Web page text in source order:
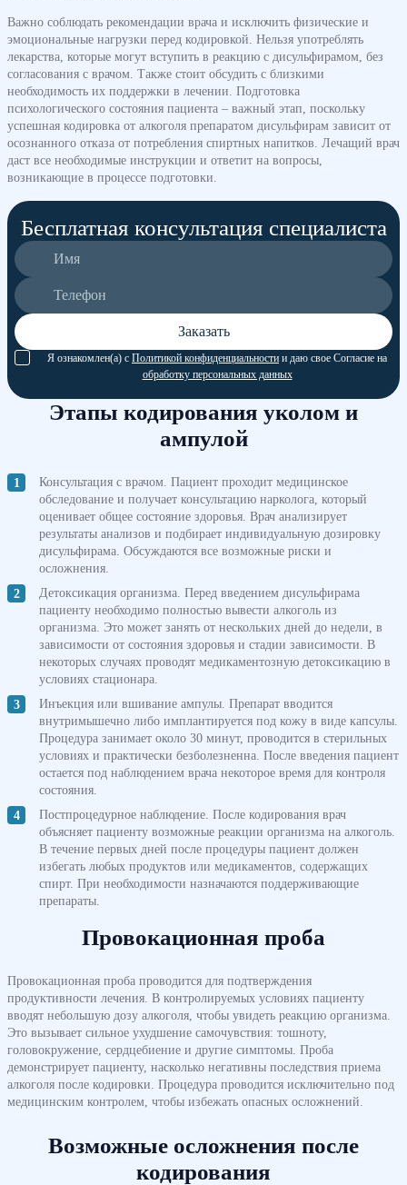
Важно соблюдать рекомендации врача и исключить физические и
эмоциональные нагрузки перед кодировкой. Нельзя употреблять
лекарства, которые могут вступить в реакцию с дисульфирамом, без
согласования с врачом. Также стоит обсудить с близкими
необходимость их поддержки в лечении. Подготовка
психологического состояния пациента – важный этап, поскольку
успешная кодировка от алкоголя препаратом дисульфирам зависит от
осознанного отказа от потребления спиртных напитков. Лечащий врач
даст все необходимые инструкции и ответит на вопросы,
возникающие в процессе подготовки.
Бесплатная консультация специалиста
Заказать
Я ознакомлен(а) с Политикой конфиденциальности и даю свое Согласие на
обработку персональных данных
Этапы кодирования уколом и
ампулой
Консультация с врачом. Пациент проходит медицинское
обследование и получает консультацию нарколога, который
оценивает общее состояние здоровья. Врач анализирует
результаты анализов и подбирает индивидуальную дозировку
дисульфирама. Обсуждаются все возможные риски и
осложнения.
Детоксикация организма. Перед введением дисульфирама
пациенту необходимо полностью вывести алкоголь из
организма. Это может занять от нескольких дней до недели, в
зависимости от состояния здоровья и стадии зависимости. В
некоторых случаях проводят медикаментозную детоксикацию в
условиях стационара.
Инъекция или вшивание ампулы. Препарат вводится
внутримышечно либо имплантируется под кожу в виде капсулы.
Процедура занимает около 30 минут, проводится в стерильных
условиях и практически безболезненна. После введения пациент
остается под наблюдением врача некоторое время для контроля
состояния.
Постпроцедурное наблюдение. После кодирования врач
объясняет пациенту возможные реакции организма на алкоголь.
В течение первых дней после процедуры пациент должен
избегать любых продуктов или медикаментов, содержащих
спирт. При необходимости назначаются поддерживающие
препараты.
Провокационная проба
Провокационная проба проводится для подтверждения
продуктивности лечения. В контролируемых условиях пациенту
вводят небольшую дозу алкоголя, чтобы увидеть реакцию организма.
Это вызывает сильное ухудшение самочувствия: тошноту,
головокружение, сердцебиение и другие симптомы. Проба
демонстрирует пациенту, насколько негативны последствия приема
алкоголя после кодировки. Процедура проводится исключительно под
медицинским контролем, чтобы избежать опасных осложнений.
Возможные осложнения после
кодирования